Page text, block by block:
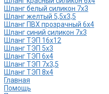
Шланг белый силикон 7х3
Шланг желтый 5,5х3,5
Шланг ПВХ прозрачный 6х4
Шланг синий силикон 7х3
Шланг ТЭП 16х12
Шланг ТЭП 5х3
Шланг ТЭП 6х4
Шланг ТЭП 7х3,5
Шланг ТЭП 8х4
Главная
Помощь